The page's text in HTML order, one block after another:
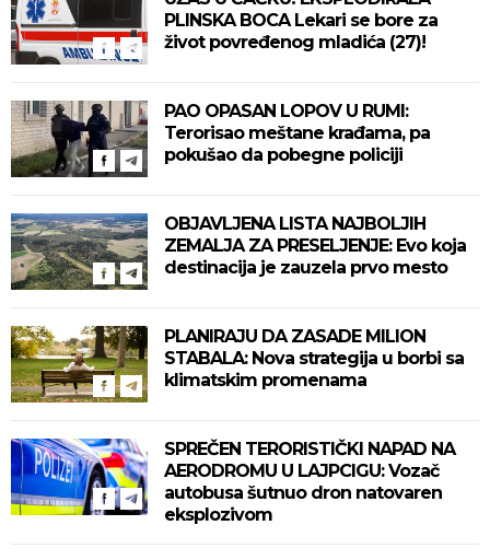
PLINSKA BOCA Lekari se bore za
život povređenog mladića (27)!
PAO OPASAN LOPOV U RUMI:
Terorisao meštane krađama, pa
pokušao da pobegne policiji
OBJAVLJENA LISTA NAJBOLJIH
ZEMALJA ZA PRESELJENJE: Evo koja
destinacija je zauzela prvo mesto
PLANIRAJU DA ZASADE MILION
STABALA: Nova strategija u borbi sa
klimatskim promenama
SPREČEN TERORISTIČKI NAPAD NA
AERODROMU U LAJPCIGU: Vozač
autobusa šutnuo dron natovaren
eksplozivom